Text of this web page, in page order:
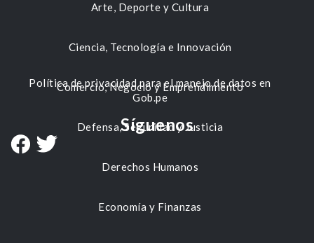
Arte, Deporte y Cultura
Ciencia, Tecnología e Innovación
Comercio, Negocio y Emprendimiento
Defensa, Seguridad y Justicia
Derechos Humanos
Economía y Finanzas
Política de privacidad para el manejo de datos en
Gob.pe
Síguenos